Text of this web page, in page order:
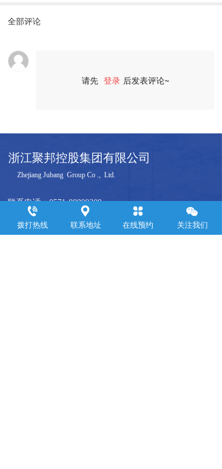
全部评论
请先 登录 后发表评论~
浙江聚邦控股集团有限公司
     Zhejiang Jubang  Group Co .,  Ltd.
联系电话：0571-88899309
邮箱：yemin@jubanggroup.com.cn
拨打热线 联系地址 在线预约 关注我们